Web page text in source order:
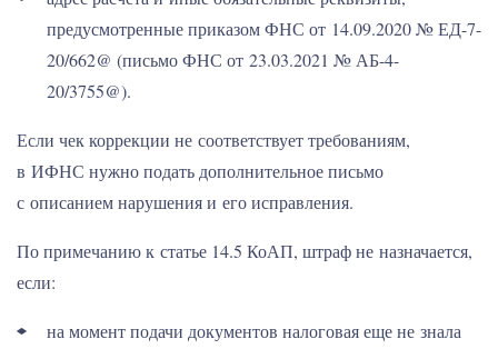
предусмотренные приказом ФНС от 14.09.2020 № ЕД-7-
20/662@ (письмо ФНС от 23.03.2021 № АБ-4-
20/3755@).
Если чек коррекции не соответствует требованиям,
в ИФНС нужно подать дополнительное письмо
с описанием нарушения и его исправления.
По примечанию к статье 14.5 КоАП, штраф не назначается,
если:
на момент подачи документов налоговая еще не знала